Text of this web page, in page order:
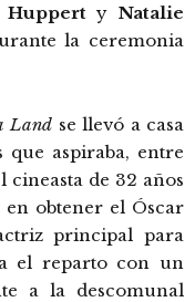
HuppertyNatalie
la ceremonia
Land se llevó a casa
que aspiraba, entre
de 32 años
en obtener el Óscar
principal para
el reparto con un
a la descomunal